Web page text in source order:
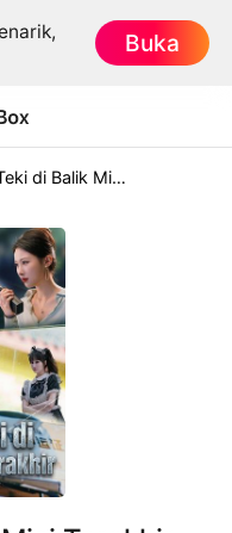
Buka
Teka-Teki di Balik Misi Terakhir